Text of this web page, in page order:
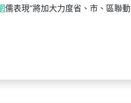
儒表現“將加大力度省、市、區聯